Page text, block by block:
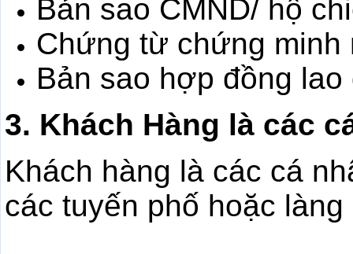
Bản sao CMND/ hộ
Chứng từ chứng
Bản sao hợp đồng lao
3. Khách Hàng là các
Khách hàng là các cá
các tuyến phố hoặc làng